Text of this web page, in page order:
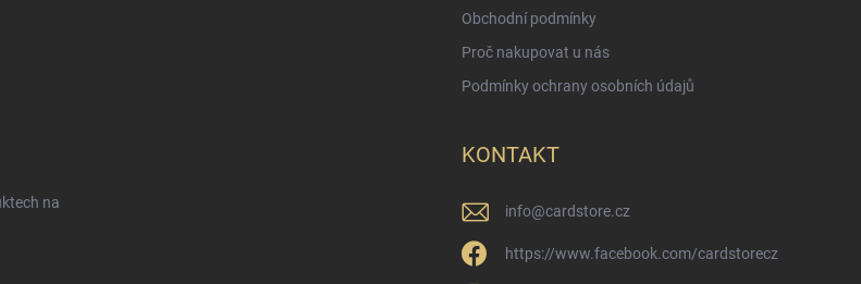
Obchodní podmínky
Proč nakupovat u nás
Podmínky ochrany osobních údajů
na
KONTAKT
info@cardstore.cz
https://www.facebook.com/cardstorecz